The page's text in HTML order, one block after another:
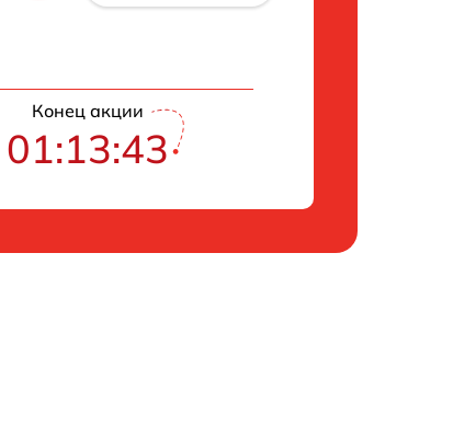
Конец акции
01:13:42